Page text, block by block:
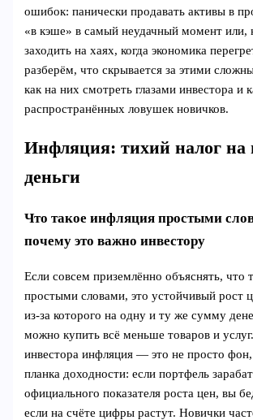
ошибок: панически продавать активы в
«в кэше» в самый неудачный момент или,
заходить на хаях, когда экономика
разберём, что скрывается за этими
как на них смотреть глазами инвестора и
распространённых ловушек новичков.
Инфляция: тихий налог на
деньги
Что такое инфляция простыми
почему это важно инвестору
Если совсем приземлённо объяснять, что
простыми словами, это устойчивый рост
из‑за которого на одну и ту же сумму
можно купить всё меньше товаров и
инвестора инфляция — это не просто
планка доходности: если портфель
официального показателя роста цен, вы
если на счёте цифры растут. Новички